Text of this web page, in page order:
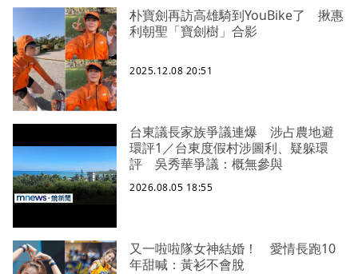
朴寶劍再訪高雄騎到YouBike了 揪惠
利朝聖「寶劍樹」合影
2025.12.08 20:51
台東議長家族爭議連爆 涉占農地避
環評1／台東度假村涉圖利、疑躲環
評 吳秀華爭議：概無參與
2026.08.05 18:55
又一啦啦隊女神結婚！ 愛情長跑10
年甜喊：黃衫不會脫